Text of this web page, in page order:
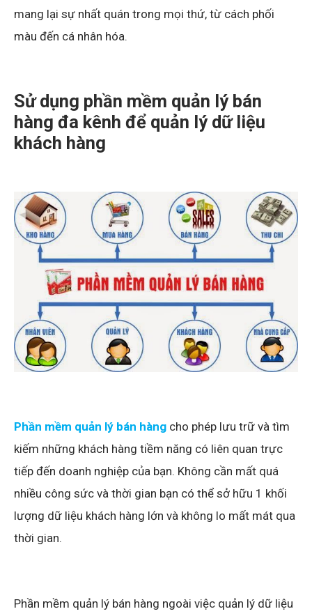
mang lại sự nhất quán trong mọi thứ, từ cách phối
màu đến cá nhân hóa.
Sử dụng phần mềm quản lý bán
hàng đa kênh để quản lý dữ liệu
khách hàng
Phần mềm quản lý bán hàng cho phép lưu trữ và tìm
kiếm những khách hàng tiềm năng có liên quan trực
tiếp đến doanh nghiệp của bạn. Không cần mất quá
nhiều công sức và thời gian bạn có thể sở hữu 1 khối
lượng dữ liệu khách hàng lớn và không lo mất mát qua
thời gian.
Phần mềm quản lý bán hàng ngoài việc quản lý dữ liệu